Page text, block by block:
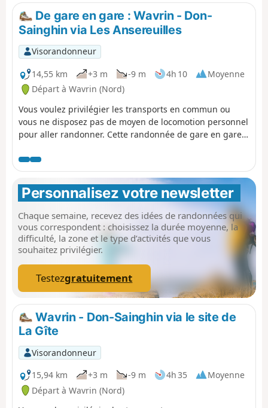
De gare en gare : Wavrin - Don-
Sainghin via Les Ansereuilles
Visorandonneur
14,55 km
+3 m -9 m 4h 10
Moyenne
Départ à Wavrin (Nord)
Vous voulez privilégier les transports en commun ou
vous ne disposez pas de moyen de locomotion personnel
pour aller randonner. Cette randonnée de gare en gare
beaux espaces naturels du Parc de la Deûle. En partant
de la gare de Wavrin, vous pourrez ainsi parcourir le site
des Ansereuilles, longer le canal de la Deûle de près ou
de loin, et terminer par la visite du Parc de La Louvière
avant de rejoindre la gare de Don-Sainghin.
Personnalisez votre newsletter
Chaque semaine, recevez des idées de randonnées qui
vous correspondent : choisissez la durée moyenne, la
difficulté, la zone et le type d’activités que vous
souhaitez privilégier.
Testezgratuitement
Wavrin - Don-Sainghin via le site de
La Gîte
Visorandonneur
15,94 km
+3 m -9 m 4h 35
Moyenne
Départ à Wavrin (Nord)